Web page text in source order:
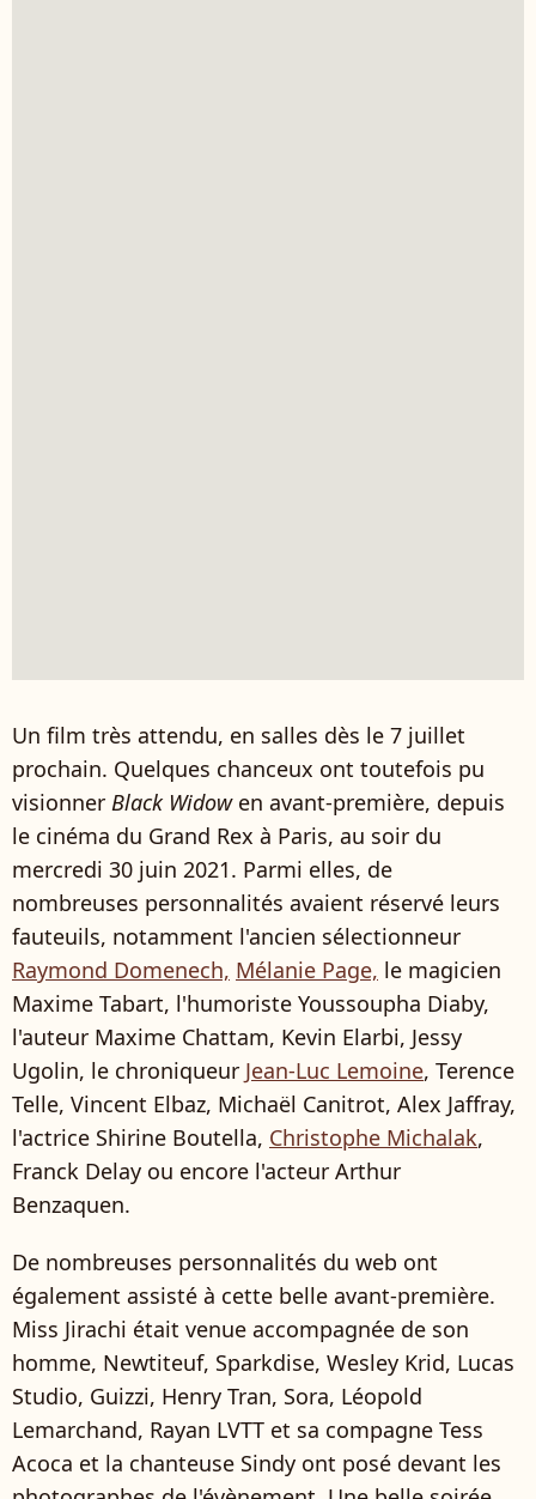
Un film très attendu, en salles dès le 7 juillet
prochain. Quelques chanceux ont toutefois pu
visionner Black Widowen avant-première, depuis
le cinéma du Grand Rex à Paris, au soir du
mercredi 30 juin 2021. Parmi elles, de
nombreuses personnalités avaient réservé leurs
fauteuils, notamment l'ancien sélectionneur
Raymond Domenech, Mélanie Page, le magicien
Maxime Tabart, l'humoriste Youssoupha Diaby,
l'auteur Maxime Chattam, Kevin Elarbi, Jessy
Ugolin, le chroniqueur Jean-Luc Lemoine, Terence
Telle, Vincent Elbaz, Michaël Canitrot, Alex Jaffray,
l'actrice Shirine Boutella, Christophe Michalak,
Franck Delay ou encore l'acteur Arthur
Benzaquen.
De nombreuses personnalités du web ont
également assisté à cette belle avant-première.
Miss Jirachi était venue accompagnée de son
homme, Newtiteuf, Sparkdise, Wesley Krid, Lucas
Studio, Guizzi, Henry Tran, Sora, Léopold
Lemarchand, Rayan LVTT et sa compagne Tess
Acoca et la chanteuse Sindy ont posé devant les